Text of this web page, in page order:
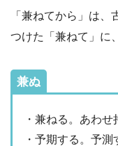
「兼ねてから」は
つけた「兼ねて」に
兼ぬ
・兼ねる。あわせ
・予期する。予